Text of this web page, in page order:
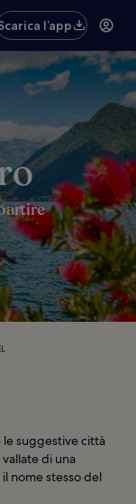
l’app
suggestive città
di una
nome stesso del